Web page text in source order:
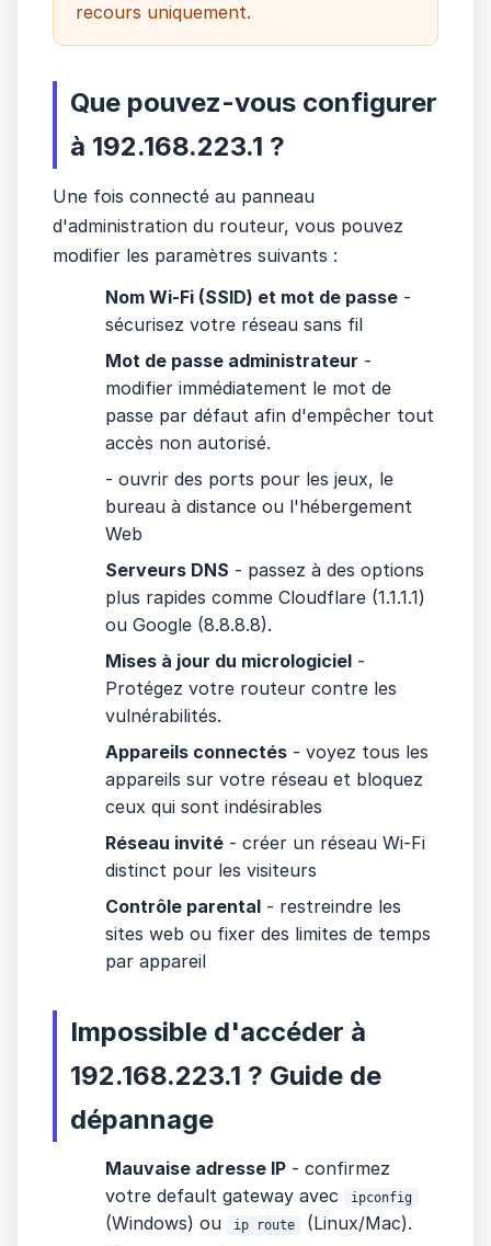
recours uniquement.
Que pouvez-vous configurer
à 192.168.223.1 ?
Une fois connecté au panneau
d'administration du routeur, vous pouvez
modifier les paramètres suivants :
Nom Wi-Fi (SSID) et mot de passe -
sécurisez votre réseau sans fil
Mot de passe administrateur -
modifier immédiatement le mot de
passe par défaut afin d'empêcher tout
accès non autorisé.
- ouvrir des ports pour les jeux, le
bureau à distance ou l'hébergement
Web
Serveurs DNS - passez à des options
plus rapides comme Cloudflare (1.1.1.1)
ou Google (8.8.8.8).
Mises à jour du micrologiciel -
Protégez votre routeur contre les
vulnérabilités.
Appareils connectés - voyez tous les
appareils sur votre réseau et bloquez
ceux qui sont indésirables
Réseau invité - créer un réseau Wi-Fi
distinct pour les visiteurs
Contrôle parental - restreindre les
sites web ou fixer des limites de temps
par appareil
Impossible d'accéder à
192.168.223.1 ? Guide de
dépannage
Mauvaise adresse IP - confirmez
votre default gateway avec
ipconfig
(Windows) ou ip route
(Linux/Mac).